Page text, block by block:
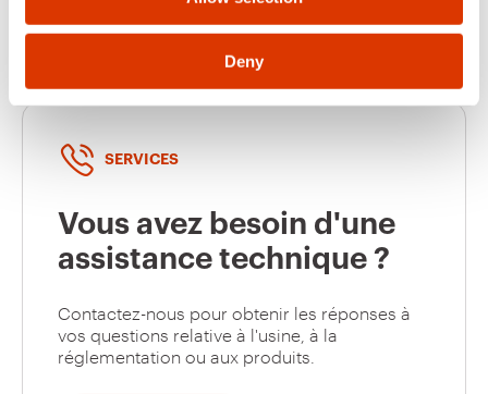
Deny
SERVICES
Vous avez besoin d'une
assistance technique ?
Contactez-nous pour obtenir les réponses à
vos questions relative à l'usine, à la
réglementation ou aux produits.